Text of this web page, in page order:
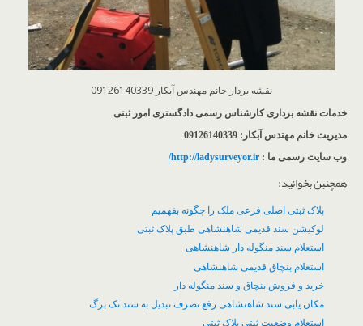
نقشه بردار خانم مهندس آبکار 09126140339
خدمات نقشه برداری کارشناس رسمی دادگستری امور ثبتی
مدیریت خانم مهندس آبکار: 09126140339
وب سایت رسمی ما : http://ladysurveyor.ir/
همچنین بخوانید:
پلاک ثبتی اصلی فرعی ملک را چگونه بفهمیم
لوکیشن سند قدیمی شاهنشاهی طبق پلاک ثبتی
استعلام سند منگوله دار شاهنشاهی
استعلام بنچاق قدیمی شاهنشاهی
خرید و فروش بنچاق و سند منگوله دار
مکان یابی سند شاهنشاهی رفع تصرف تبدیل به سند تک برگ
استعلام وضعیت ثبتی پلاک ثبتی